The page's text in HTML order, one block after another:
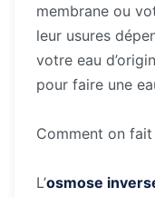
membrane ou
leur usures
votre eau
pour faire une
Comment on
L’osmose